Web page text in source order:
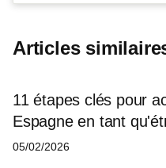
Articles
11 étapes clés pour
Espagne en tant
05/02/2026